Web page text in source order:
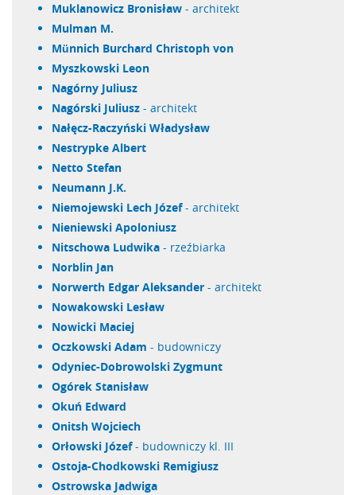
Muklanowicz Bronisław - architekt
Mulman M.
Münnich Burchard Christoph von
Myszkowski Leon
Nagórny Juliusz
Nagórski Juliusz - architekt
Nałęcz-Raczyński Władysław
Nestrypke Albert
Netto Stefan
Neumann J.K.
Niemojewski Lech Józef- architekt
Nieniewski Apoloniusz
Nitschowa Ludwika - rzeźbiarka
Norblin Jan
Norwerth Edgar Aleksander - architekt
Nowakowski Lesław
Nowicki Maciej
Oczkowski Adam - budowniczy
Odyniec-Dobrowolski Zygmunt
Ogórek Stanisław
Okuń Edward
Onitsh Wojciech
Orłowski Józef- budowniczy kl. III
Ostoja-Chodkowski Remigiusz
Ostrowska Jadwiga